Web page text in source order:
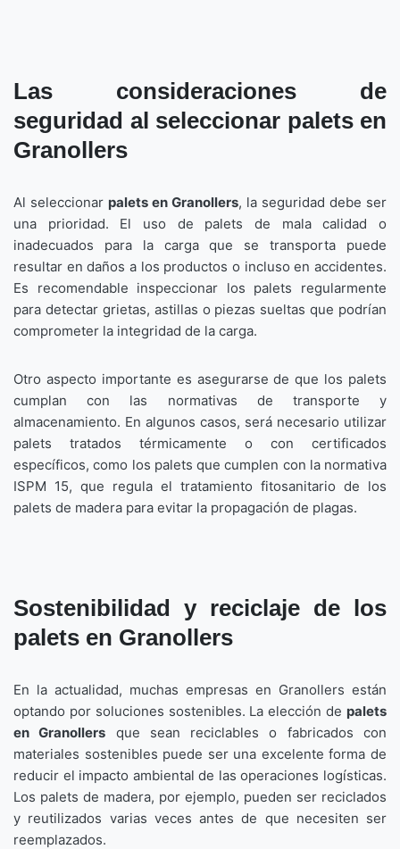
Las consideraciones de
seguridad al seleccionar palets en
Granollers
Al seleccionar palets en Granollers, la seguridad debe ser
una prioridad. El uso de palets de mala calidad o
inadecuados para la carga que se transporta puede
resultar en daños a los productos o incluso en accidentes.
Es recomendable inspeccionar los palets regularmente
para detectar grietas, astillas o piezas sueltas que podrían
comprometer la integridad de la carga.
Otro aspecto importante es asegurarse de que los palets
cumplan con las normativas de transporte y
almacenamiento. En algunos casos, será necesario utilizar
palets tratados térmicamente o con certificados
específicos, como los palets que cumplen con la normativa
ISPM 15, que regula el tratamiento fitosanitario de los
palets de madera para evitar la propagación de plagas.
Sostenibilidad y reciclaje de los
palets en Granollers
En la actualidad, muchas empresas en Granollers están
optando por soluciones sostenibles. La elección de palets
en Granollers que sean reciclables o fabricados con
materiales sostenibles puede ser una excelente forma de
reducir el impacto ambiental de las operaciones logísticas.
Los palets de madera, por ejemplo, pueden ser reciclados
y reutilizados varias veces antes de que necesiten ser
reemplazados.